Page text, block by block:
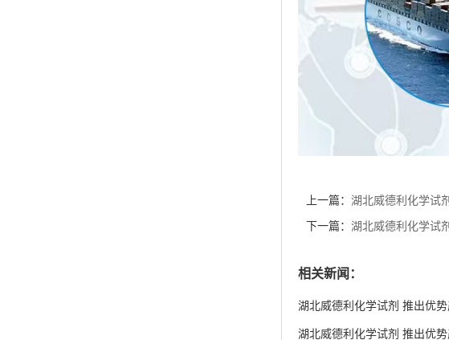
上一篇： 湖北威德利化学试
销 现货供应 价格优惠 质量
下一篇： 湖北威德利化学试
相关新闻：
湖北威德利化学试剂 推出优
湖北威德利化学试剂 推出优